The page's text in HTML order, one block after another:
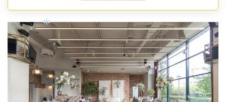
*
*
*